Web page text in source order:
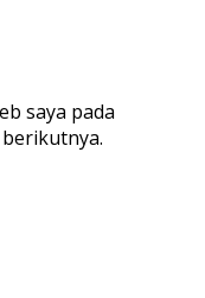
saya pada